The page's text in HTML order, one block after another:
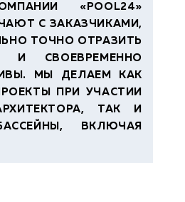
«POOL24»
С ЗАКАЗЧИКАМИ,
ТОЧНО ОТРАЗИТЬ
И СВОЕВРЕМЕННО
МЫ ДЕЛАЕМ КАК
ПРИ УЧАСТИИ
ТАК И
ВКЛЮЧАЯ